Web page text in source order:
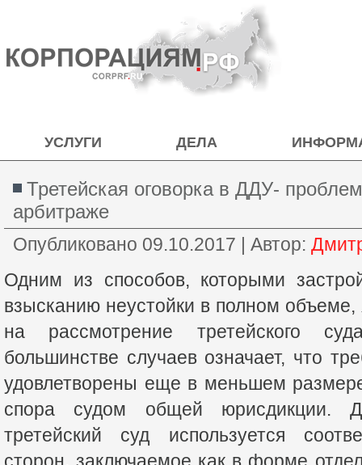
УСЛУГИ ДЕЛА
Третейская оговорка в ДДУ-
арбитраже
Опубликовано 09.10.2017 | Автор:
Одним из способов, которыми
взысканию неустойки в полном объеме,
на рассмотрение третейского
большинстве случаев означает, что
удовлетворены еще в меньшем
спора судом общей юрисдикции.
третейский суд используется